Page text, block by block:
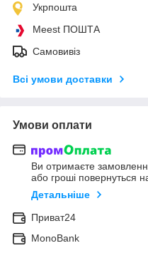
Укрпошта
Meest ПОШТА
Самовивіз
Всі умови доставки
Умови оплати
Ви отримаєте
або гроші повернуться
Детальніше
Приват24
MonoBank